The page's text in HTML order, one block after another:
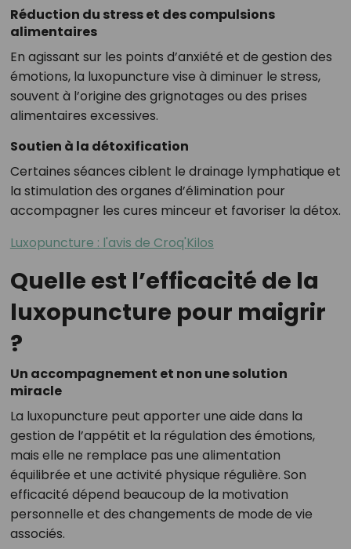
Réduction du stress et des compulsions
alimentaires
En agissant sur les points d’anxiété et de gestion des
émotions, la luxopuncture vise à diminuer le stress,
souvent à l’origine des grignotages ou des prises
alimentaires excessives.
Soutien à la détoxification
Certaines séances ciblent le drainage lymphatique et
la stimulation des organes d’élimination pour
accompagner les cures minceur et favoriser la détox.
Luxopuncture : l'avis de Croq'Kilos
Quelle est l’efficacité de la
luxopuncture pour maigrir
?
Un accompagnement et non une solution
miracle
La luxopuncture peut apporter une aide dans la
gestion de l’appétit et la régulation des émotions,
mais elle ne remplace pas une alimentation
équilibrée et une activité physique régulière. Son
efficacité dépend beaucoup de la motivation
personnelle et des changements de mode de vie
associés.